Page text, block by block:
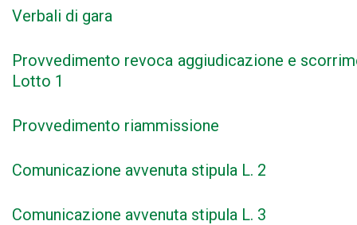
Verbali di gara
Provvedimento revoca aggiudicazione e
Lotto 1
Provvedimento riammissione
Comunicazione avvenuta stipula L. 2
Comunicazione avvenuta stipula L. 3